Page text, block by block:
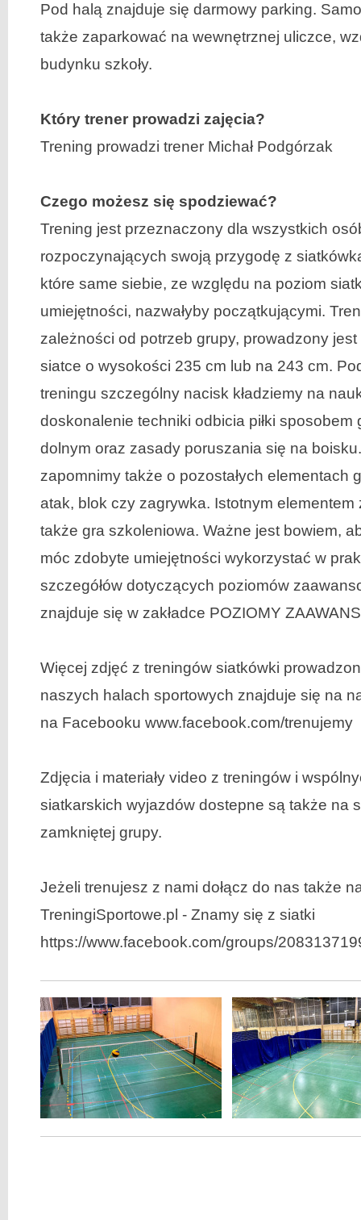
Pod halą znajduje się darmowy parking.
także zaparkować na wewnętrznej uliczce,
budynku szkoły.
Który trener prowadzi zajęcia?
Trening prowadzi trener Michał Podgórzak
Czego możesz się spodziewać?
Trening jest przeznaczony dla wszystkich
rozpoczynających swoją przygodę z
które same siebie, ze względu na poziom
umiejętności, nazwałyby początkującymi.
zależności od potrzeb grupy, prowadzony
siatce o wysokości 235 cm lub na 243 cm.
treningu szczególny nacisk kładziemy na
doskonalenie techniki odbicia piłki sposobem
dolnym oraz zasady poruszania się na
zapomnimy także o pozostałych elementach
atak, blok czy zagrywka. Istotnym elementem
także gra szkoleniowa. Ważne jest bowiem,
móc zdobyte umiejętności wykorzystać w
szczegółów dotyczących poziomów
znajduje się w zakładce POZIOMY
Więcej zdjęć z treningów siatkówki
naszych halach sportowych znajduje się na
na Facebooku www.facebook.com/trenujemy
Zdjęcia i materiały video z treningów i
siatkarskich wyjazdów dostepne są także na
zamkniętej grupy.
Jeżeli trenujesz z nami dołącz do nas także
TreningiSportowe.pl - Znamy się z siatki
https://www.facebook.com/groups/